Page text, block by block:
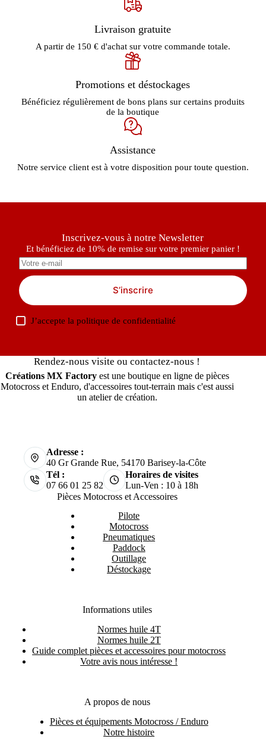
Livraison gratuite
A partir de 150 € d'achat sur votre commande totale.
Promotions et déstockages
Bénéficiez régulièrement de bons plans sur certains produits
de la boutique
Assistance
Notre service client est à votre disposition pour toute question.
Inscrivez-vous à notre Newsletter
Et bénéficiez de 10% de remise sur votre premier panier !
S’inscrire
J’accepte lapolitique de confidentialité
Rendez-nous visite ou contactez-nous !
Créations MX Factoryest une boutique en ligne de pièces
Motocross et Enduro, d'accessoires tout-terrain mais c'est aussi
un atelier de création.
Adresse :
40 Gr Grande Rue, 54170 Barisey-la-Côte
Tél :
07 66 01 25 82
Horaires de visites
Lun-Ven : 10 à 18h
Pièces Motocross et Accessoires
Pilote
Motocross
Pneumatiques
Paddock
Outillage
Déstockage
Informations utiles
Normes huile 4T
Normes huile 2T
Guide complet pièces et accessoires pour motocross
Votre avis nous intéresse !
A propos de nous
Pièces et équipements Motocross / Enduro
Notre histoire